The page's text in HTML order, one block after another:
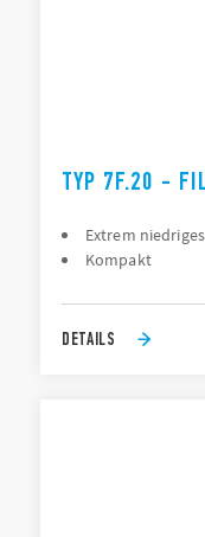
TYP 7F.20 -
Extrem
Kompakt
DETAILS